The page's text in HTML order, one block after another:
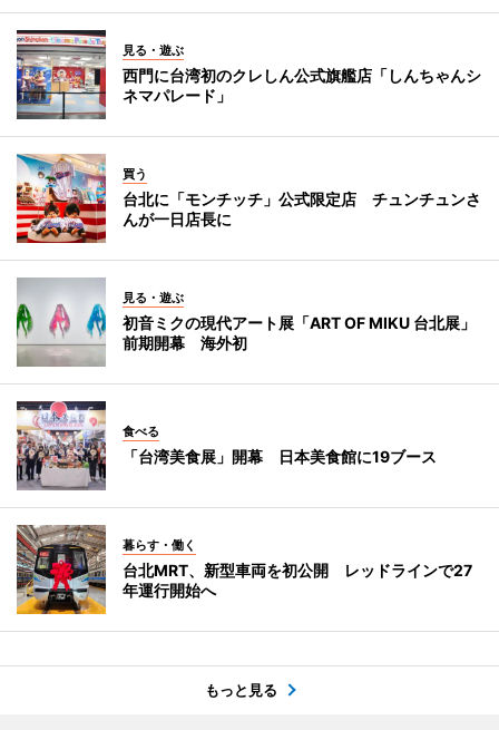
見る・遊ぶ
西門に台湾初のクレしん公式旗艦店「しんちゃんシ
ネマパレード」
買う
台北に「モンチッチ」公式限定店 チュンチュンさ
んが一日店長に
見る・遊ぶ
初音ミクの現代アート展「ART OF MIKU 台北展」
前期開幕 海外初
食べる
「台湾美食展」開幕 日本美食館に19ブース
暮らす・働く
台北MRT、新型車両を初公開 レッドラインで27
年運行開始へ
もっと見る